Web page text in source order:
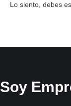
Lo siento, debes
Soy